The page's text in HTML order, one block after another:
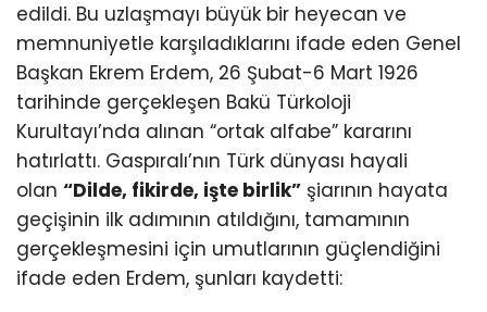
edildi. Bu uzlaşmayı büyük bir heyecan ve
memnuniyetle karşıladıklarını ifade eden Genel
Başkan Ekrem Erdem, 26 Şubat-6 Mart 1926
tarihinde gerçekleşen Bakü Türkoloji
Kurultayı’nda alınan “ortak alfabe” kararını
hatırlattı. Gaspıralı’nın Türk dünyası hayali
olan “Dilde, fikirde, işte birlik” şiarının hayata
geçişinin ilk adımının atıldığını, tamamının
gerçekleşmesini için umutlarının güçlendiğini
ifade eden Erdem, şunları kaydetti: